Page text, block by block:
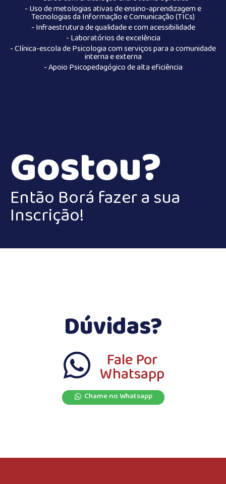
- Uso de metologias ativas de ensino-aprendizagem e
Tecnologias da Informação e Comunicação (TICs)
- Infraestrutura de qualidade e com acessibilidade
- Laboratórios de excelência
- Clínica-escola de Psicologia com serviços para a comunidade
interna e externa
- Apoio Psicopedagógico de alta eficiência
Gostou?
Então Borá fazer a sua
Inscrição!
Dúvidas?
Fale Por
Whatsapp
Chame no Whatsapp